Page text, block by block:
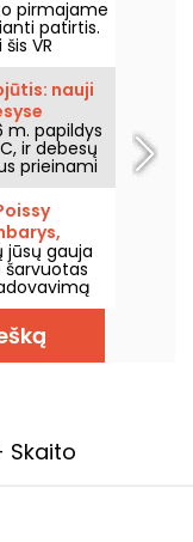
pirmajame
patirtis.
VR
Eifelio
kad
22 d.
jis yra
nauji
m. papildys
ir debesų
prieinami
gali
jūsų gauja
šarvuotas
vado turtas.
Skaito